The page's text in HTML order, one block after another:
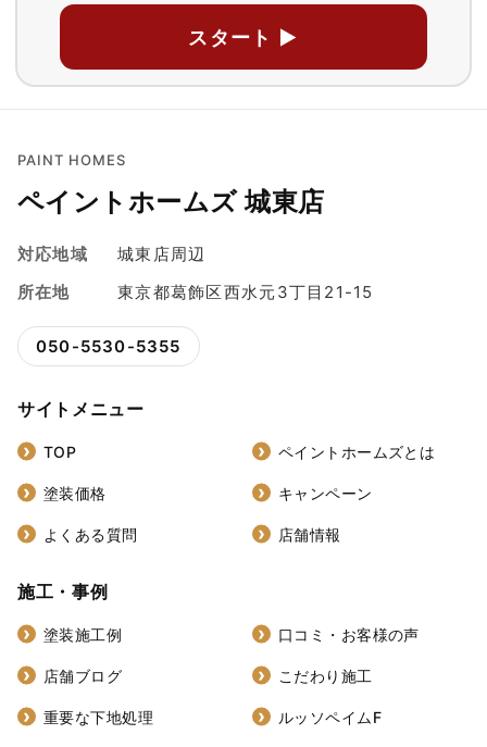
スタート ▶
PAINT HOMES
ペイントホームズ 城東店
対応地域
城東店周辺
所在地
東京都葛飾区西水元3丁目21-15
050-5530-5355
サイトメニュー
TOP ペイントホームズとは
塗装価格 キャンペーン
よくある質問 店舗情報
施工・事例
塗装施工例 口コミ・お客様の声
店舗ブログ こだわり施工
重要な下地処理 ルッソペイムF